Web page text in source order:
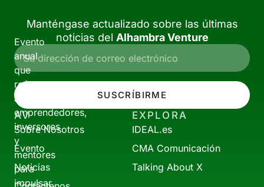
Evento
anual
que
reúne
a
emprendedores,
inversores
y
mentores
para
impulsar
Manténgase actualizado sobre las últimas
noticias del Alhambra Venture
SUSCRÍBIRME
AV
Sobre Nosotros
Evento
Noticias
EXPLORA
IDEAL.es
CMA Comunicación
Talking About X